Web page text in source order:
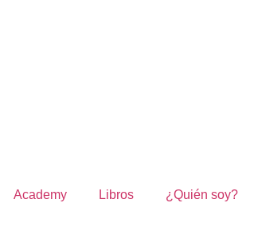
Academy Libros ¿Quién soy?